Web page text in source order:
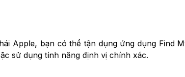
Apple, bạn có thể tận dụng ứng dụng Find
sử dụng tính năng định vị chính xác.